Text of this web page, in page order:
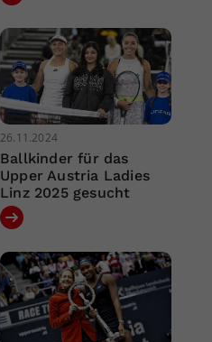
26.11.2024
Ballkinder für das
Upper Austria Ladies
Linz 2025 gesucht